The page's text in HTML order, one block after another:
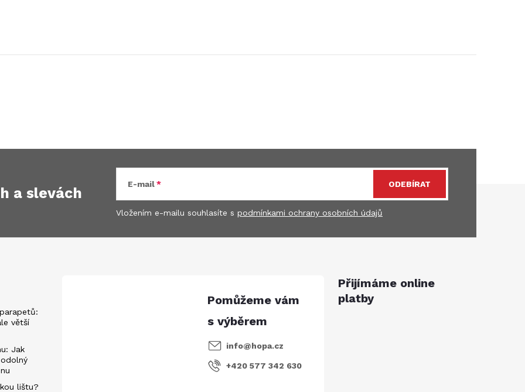
a slevách
E-mail
Vložením e-mailu souhlasíte s podmínkami ochrany osobních údajů
ODEBÍRAT
větší
Jak
lištu?
info@hopa.cz
+420 577 342 630
Přijímáme online
platby